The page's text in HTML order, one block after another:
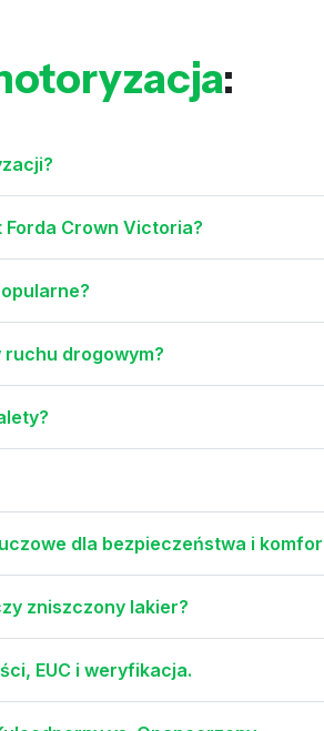
:
Crown Victoria?
ruchu drogowym?
dla bezpieczeństwa i
zniszczony lakier?
EUC i weryfikacja.